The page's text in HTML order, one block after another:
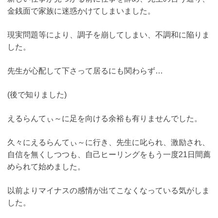
金銭面で家族に迷惑かけてしまいました。
現実問題等により、調子を崩してしまい、不調和に陥りま
した。
先生が心配して下さって居るにも関わらず…
(後で知りました)
えるらんてぃ～に足を向ける余裕も有りませんでした。
久々にえるらんてぃ～に行き、先生に叱られ、激励され、
自信を無くしつつも、自己ヒーリングをもう一度21日間薦
められて始めました。
以前よりマイナスの感情が出てこなくなっている気がしま
した。